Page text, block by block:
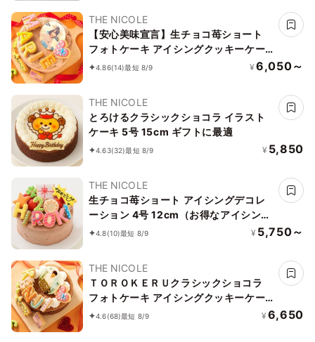
THE NICOLE
【安心美味宣言】生チョコ苺ショート
フォトケーキ アイシングクッキーケー
キ 写真ケーキ 4号 12cm 【お好きなイ
4.86(14)最短 8/9 ¥ 6,050～
THE NICOLE
とろけるクラシックショコラ イラスト
ケーキ 5号 15cm ギフトに最適
4.63(32)最短 8/9 ¥ 5,850
THE NICOLE
生チョコ苺ショート アイシングデコレ
ーション 4号 12cm（お得なアイシング
セットです）
4.8(10)最短 8/9 ¥ 5,750～
THE NICOLE
ＴＯＲＯＫＥＲＵクラシックショコラ
フォトケーキ アイシングクッキーケー
キ 写真ケーキ 5号 15cm 【お好きなイ
4.6(68)最短 8/9 ¥ 6,650